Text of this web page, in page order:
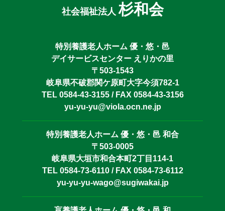
社会福祉法人杉和会
特別養護老人ホーム 優・悠・邑
デイサービスセンター えりかの里
〒503-1543
岐阜県不破郡関ケ原町大字今須782-1
TEL 0584-43-3155 / FAX 0584-43-3156
yu-yu-yu@viola.ocn.ne.jp
特別養護老人ホーム 優・悠・邑 和合
〒503-0005
岐阜県大垣市和合本町2丁目114-1
TEL 0584-73-6110 / FAX 0584-73-6112
yu-yu-yu-wago@sugiwakai.jp